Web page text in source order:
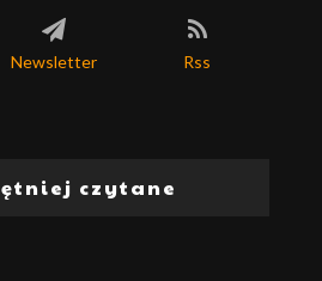
Newsletter Rss
czytane